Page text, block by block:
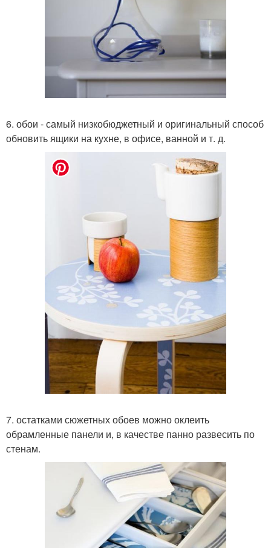
6. обои - самый низкобюджетный и оригинальный способ
обновить ящики на кухне, в офисе, ванной и т. д.
7. остатками сюжетных обоев можно оклеить
обрамленные панели и, в качестве панно развесить по
стенам.